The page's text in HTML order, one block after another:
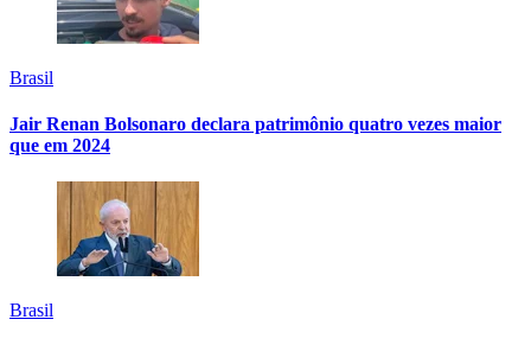
Brasil
Jair Renan Bolsonaro declara patrimônio quatro vezes maior
que em 2024
Brasil